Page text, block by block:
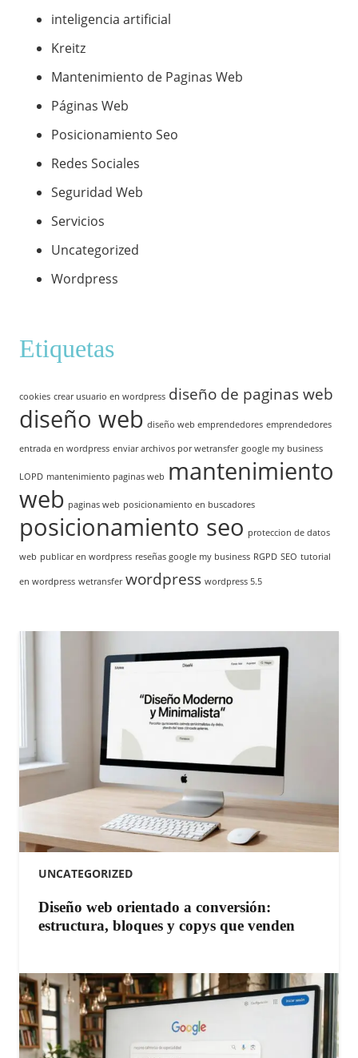
inteligencia artificial
Kreitz
Mantenimiento de Paginas Web
Páginas Web
Posicionamiento Seo
Redes Sociales
Seguridad Web
Servicios
Uncategorized
Wordpress
Etiquetas
cookies crear usuario en wordpress diseño de paginas web
diseño web diseño web emprendedores emprendedores
entrada en wordpress enviar archivos por wetransfer google my business
LOPD mantenimiento paginas web mantenimiento
web paginas web posicionamiento en buscadores
posicionamiento seo proteccion de datos
web publicar en wordpress reseñas google my business RGPD SEO tutorial
en wordpress wetransfer wordpress wordpress 5.5
UNCATEGORIZED
Diseño web orientado a conversión:
estructura, bloques y copys que venden